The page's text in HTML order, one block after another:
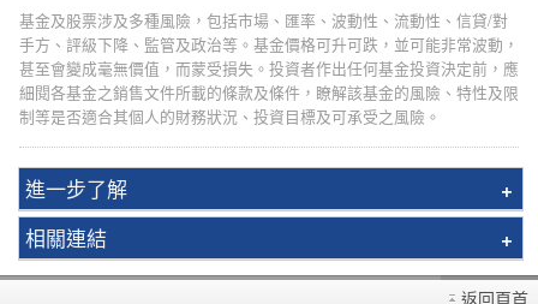
基金及股票涉及多種風險，包括市場、匯率、波動性、流動性、信貸/對
手方、評級下降、監管及政治等。基金價格可升可跌，並可能非常波動，
甚至會變成毫無價值，而蒙受損失。投資者作出任何基金投資決定前，應
細閱各基金之銷售文件所載的條款及條件，瞭解該基金的風險、特性及限
制等是否適合其個人的財務狀況、投資目標及可承受之風險。
進一步了解
輝立月供投資計劃
網上月供基金教學
相關連結
開戶查詢
返回頁首